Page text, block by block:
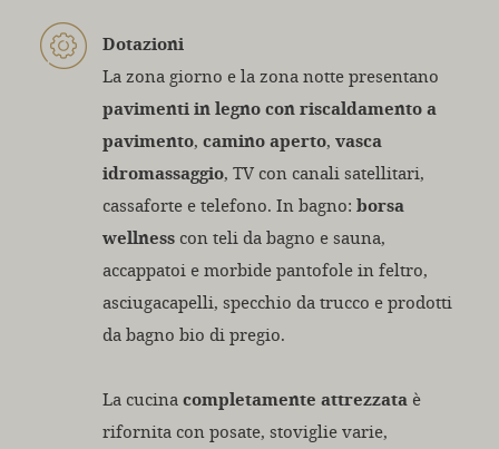
Dotazioni
La zona giorno e la zona notte presentano
pavimenti in legno con riscaldamento a
pavimento, camino aperto, vasca
idromassaggio, TV con canali satellitari,
cassaforte e telefono. In bagno: borsa
wellness con teli da bagno e sauna,
accappatoi e morbide pantofole in feltro,
asciugacapelli, specchio da trucco e prodotti
da bagno bio di pregio.
La cucina completamente attrezzata è
rifornita con posate, stoviglie varie,